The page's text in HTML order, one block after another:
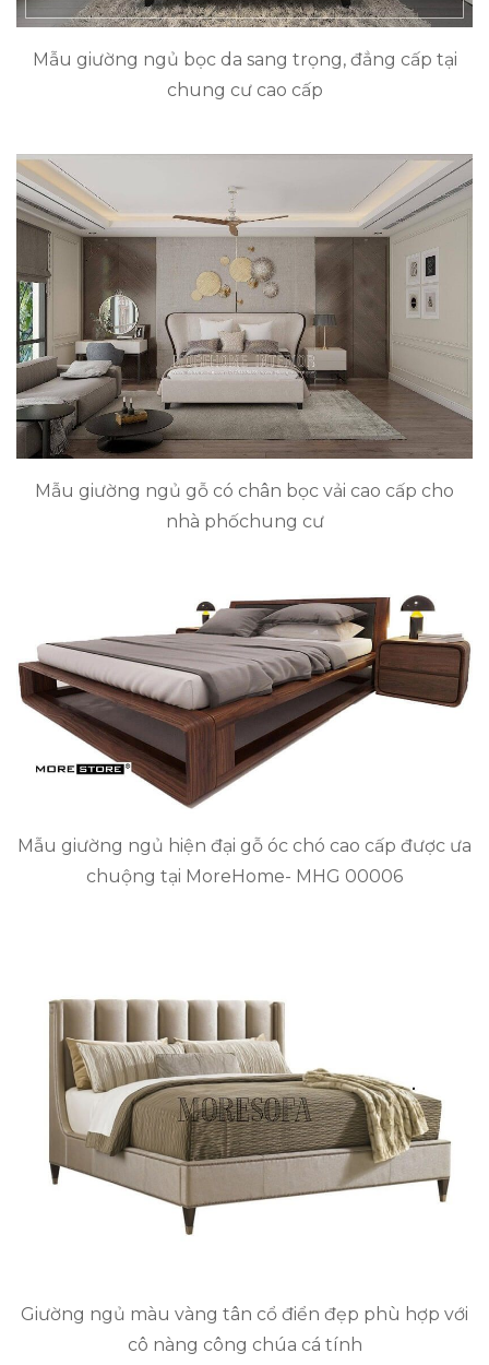
Mẫu giường ngủ bọc da sang trọng, đẳng cấp tại
chung cư cao cấp
Mẫu giường ngủ gỗ có chân bọc vải cao cấp cho
nhà phốchung cư
Mẫu giường ngủ hiện đại gỗ óc chó cao cấp được ưa
chuộng tại MoreHome- MHG 00006
Giường ngủ màu vàng tân cổ điển đẹp phù hợp với
cô nàng công chúa cá tính